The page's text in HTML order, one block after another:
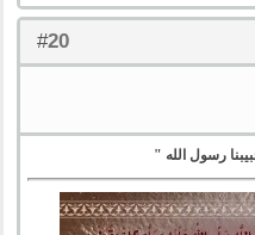
#
20
رسول الله "